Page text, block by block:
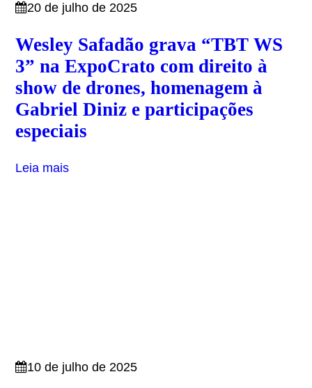
20 de julho de 2025
Wesley Safadão grava “TBT WS
3” na ExpoCrato com direito à
show de drones, homenagem à
Gabriel Diniz e participações
especiais
Leia mais
10 de julho de 2025